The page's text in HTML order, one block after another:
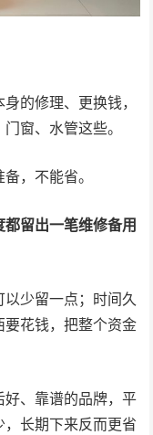
的修理、更换钱，
窗、水管这些。
，不能省。
留出一笔维修备用
少留一点；时间久
花钱，把整个资金
、靠谱的品牌，平
长期下来反而更省